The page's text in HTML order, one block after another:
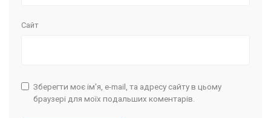
Сайт
Зберегти моє ім'я, e-mail, та адресу сайту в цьому
браузері для моїх подальших коментарів.